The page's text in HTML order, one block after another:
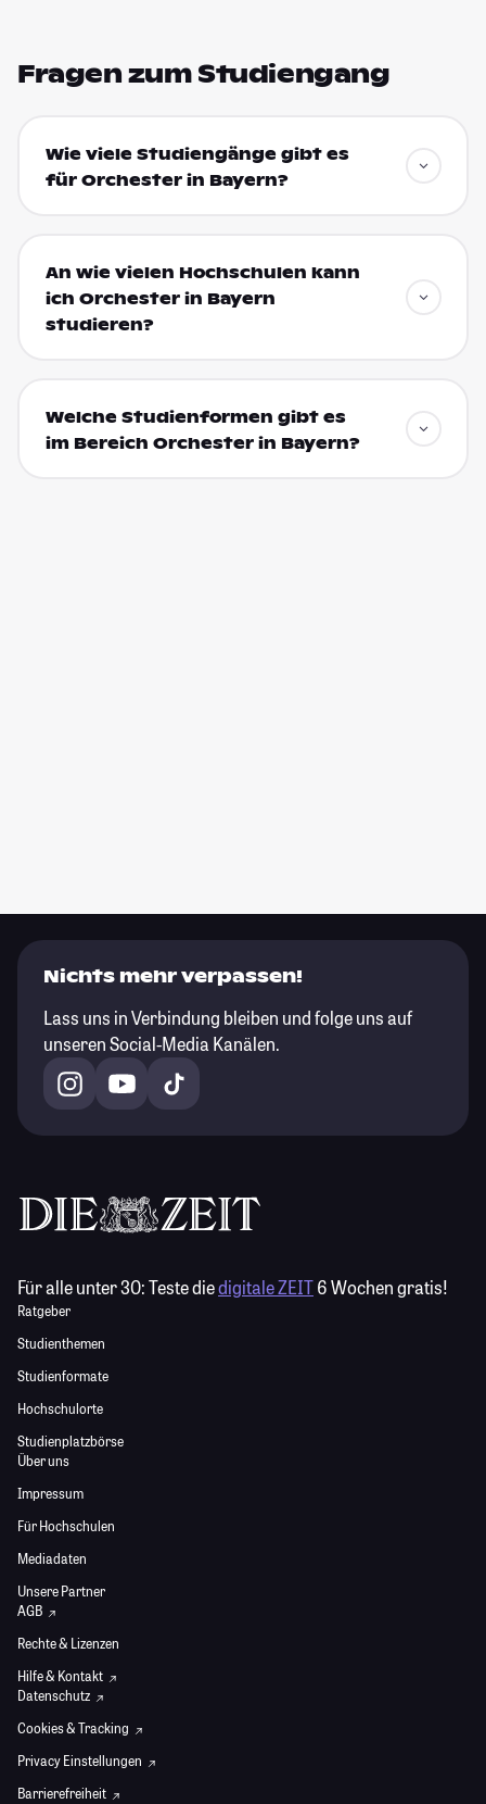
Fragen zum Studiengang
Wie viele Studiengänge gibt es
für Orchester in Bayern?
An wie vielen Hochschulen kann
ich Orchester in Bayern
studieren?
Welche Studienformen gibt es
im Bereich Orchester in Bayern?
Nichts mehr verpassen!
Lass uns in Verbindung bleiben und folge uns auf
unseren Social-Media Kanälen.
Für alle unter 30:Teste diedigitale ZEIT6 Wochen gratis!
Ratgeber
Studienthemen
Studienformate
Hochschulorte
Studienplatzbörse
Über uns
Impressum
Für Hochschulen
Mediadaten
Unsere Partner
AGB
Rechte & Lizenzen
Hilfe & Kontakt
Datenschutz
Cookies & Tracking
Privacy Einstellungen
Barrierefreiheit